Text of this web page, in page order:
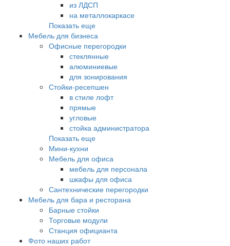
из ЛДСП
на металлокаркасе
Показать еще
Мебель для бизнеса
Офисные перегородки
стеклянные
алюминиевые
для зонирования
Стойки-ресепшен
в стиле лофт
прямые
угловые
стойка администратора
Показать еще
Мини-кухни
Мебель для офиса
мебель для персонала
шкафы для офиса
Сантехнические перегородки
Мебель для бара и ресторана
Барные стойки
Торговые модули
Станция официанта
Фото наших работ